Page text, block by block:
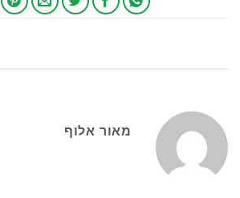
מאור אלוף